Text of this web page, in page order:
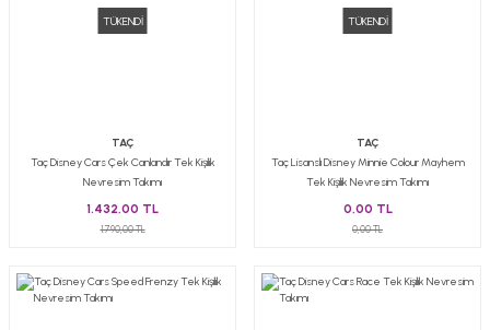
TÜKENDİ
TAÇ
Taç Disney Cars Çek Canlandır Tek Kişilik
Nevresim Takımı
1.432,00 TL
1.790,00 TL
TÜKENDİ
TAÇ
Taç Lisanslı Disney Minnie Colour Mayhem
Tek Kişilik Nevresim Takımı
0,00 TL
0,00 TL